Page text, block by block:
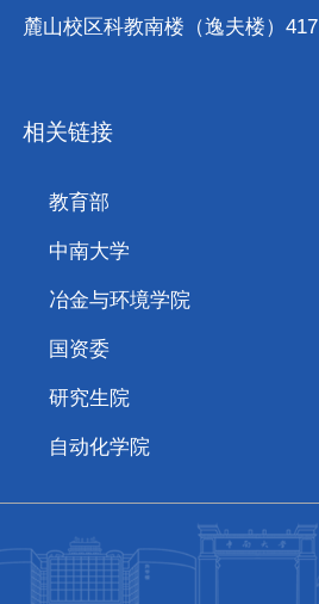
麓山校区科教南楼（逸夫楼）417
相关链接
教育部
中南大学
冶金与环境学院
国资委
研究生院
自动化学院